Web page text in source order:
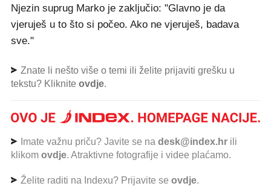
Njezin suprug Marko je zaključio: "Glavno je da
vjeruješ u to što si počeo. Ako ne vjeruješ, badava
sve."
Znate li nešto više o temi ili želite prijaviti grešku u
tekstu? Kliknite ovdje.
Imate važnu priču? Javite se na desk@index.hr ili
klikom ovdje. Atraktivne fotografije i videe plaćamo.
Želite raditi na Indexu? Prijavite se ovdje.